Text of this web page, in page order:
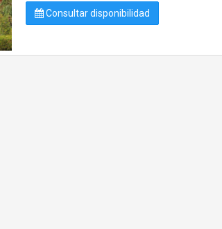
Consultar disponibilidad